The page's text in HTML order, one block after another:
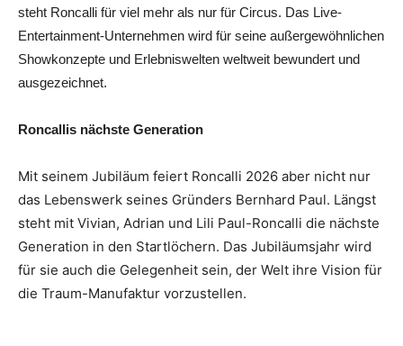
steht Roncalli für viel mehr als nur für Circus. Das Live-
Entertainment-Unternehmen wird für seine außergewöhnlichen
Showkonzepte und Erlebniswelten weltweit bewundert und
ausgezeichnet.
Roncallis nächste Generation
Mit seinem Jubiläum feiert Roncalli 2026 aber nicht nur
das Lebenswerk seines Gründers Bernhard Paul. Längst
steht mit Vivian, Adrian und Lili Paul-Roncalli die nächste
Generation in den Startlöchern. Das Jubiläumsjahr wird
für sie auch die Gelegenheit sein, der Welt ihre Vision für
die Traum-Manufaktur vorzustellen.